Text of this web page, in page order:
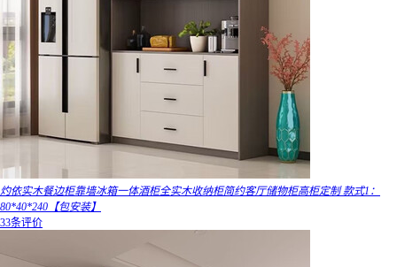
灼依实木餐边柜靠墙冰箱一体酒柜全实木收纳柜简约客厅储物柜高柜定制 款式1：
80*40*240【包安装】
33条评价